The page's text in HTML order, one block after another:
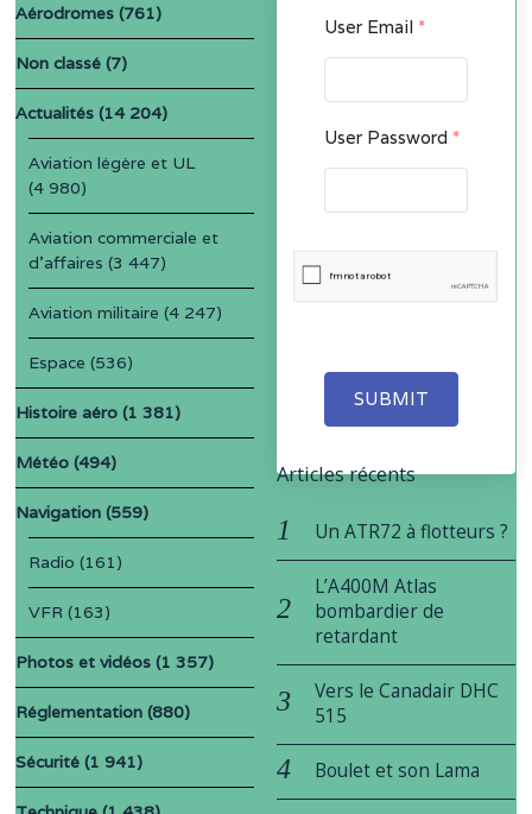
User Email *
User Password *
SUBMIT
Aérodromes (761)
Non classé (7)
Actualités (14 204)
Aviation légère et UL
(4 980)
Aviation commerciale et
d'affaires (3 447)
Aviation militaire (4 247)
Espace (536)
Histoire aéro (1 381)
Météo (494)
Navigation (559)
Radio (161)
VFR (163)
Photos et vidéos (1 357)
Réglementation (880)
Sécurité (1 941)
Articles récents
Un ATR72 à flotteurs ?
L’A400M Atlas
bombardier de
retardant
Vers le Canadair DHC
515
Boulet et son Lama